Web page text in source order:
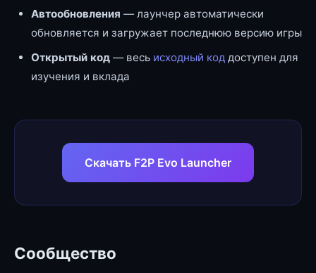
Автообновления — лаунчер автоматически
обновляется и загружает последнюю версию игры
Открытый код — весь исходный код доступен для
изучения и вклада
Скачать F2P Evo Launcher
Сообщество